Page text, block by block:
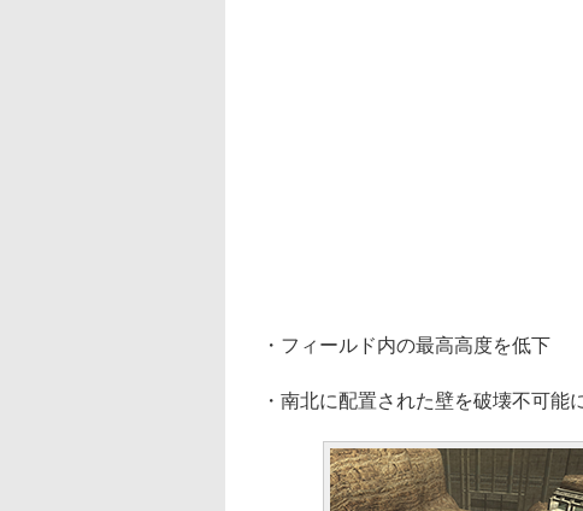
・フィールド内の最高高度を低下
・南北に配置された壁を破壊不可能